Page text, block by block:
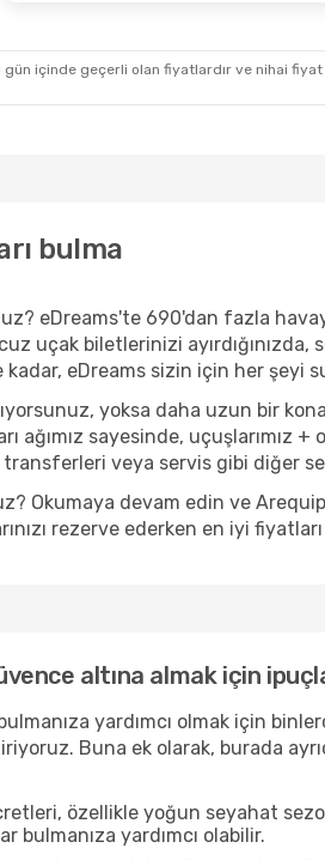
içinde geçerli olan fiyatlardır ve nihai
bulma
eDreams'te 690'dan fazla
uçak biletlerinizi
eDreams sizin için her şeyi
yoksa daha uzun bir
ağımız sayesinde,
veya servis gibi diğer
Okumaya devam edin ve
rezerve ederken en iyi
altına almak için
yardımcı olmak için
Buna ek olarak, burada
özellikle yoğun seyahat
bulmanıza yardımcı olabilir.